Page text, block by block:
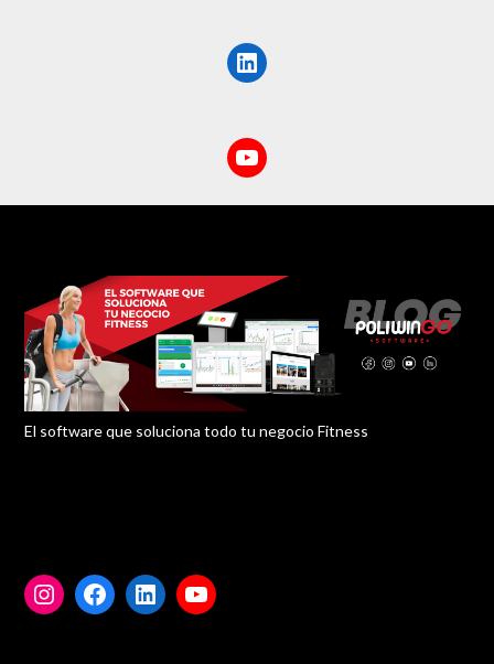
El software que soluciona todo tu negocio Fitness